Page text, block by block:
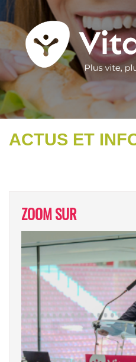
ACTUS ET
ZOOM SUR